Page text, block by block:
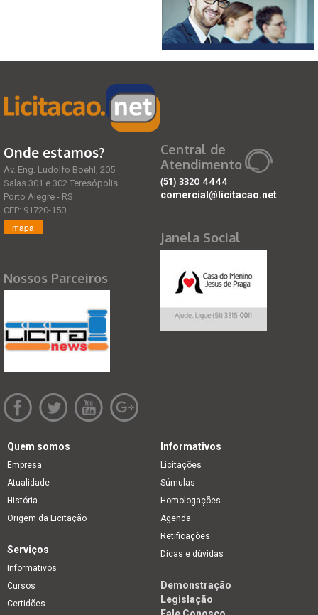
Onde estamos?
Av. Eng. Ludolfo Boehl, 205
Salas 301 e 302 Teresópolis
Porto Alegre - RS
CEP: 91720-150
mapa
Nossos Parceiros
Central de
Atendimento
(51) 3320 4444
comercial@licitacao.net
Janela Social
Quem somos
Empresa
Atualidade
História
Origem da Licitação
Informativos
Licitações
Súmulas
Homologações
Agenda
Retificações
Dicas e dúvidas
Serviços
Informativos
Cursos
Certidões
Demonstração
Legislação